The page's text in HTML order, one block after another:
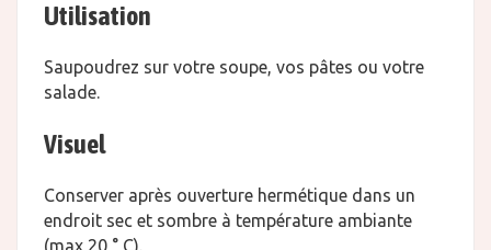
Utilisation
Saupoudrez sur votre soupe, vos pâtes ou votre
salade.
Visuel
Conserver après ouverture hermétique dans un
endroit sec et sombre à température ambiante
(max 20 ° C).